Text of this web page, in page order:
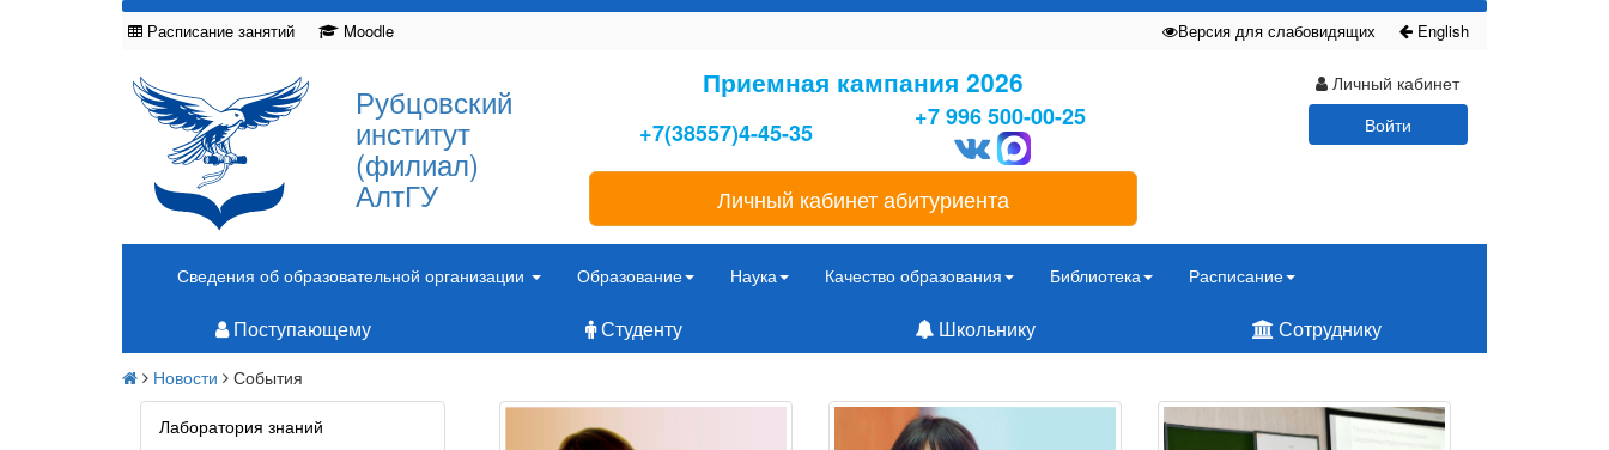
Расписание занятий Moodle English
Версия для слабовидящих
Рубцовский
институт
(филиал)
АлтГУ
Приемная кампания 2026
+7(38557)4-45-35
+7 996 500-00-25
Личный кабинет абитуриента
Личный кабинет
Войти
Сведения об образовательной организации Образование Наука Качество образования Библиотека Расписание
Поступающему Студенту Школьнику Сотруднику
Новости События
Лаборатория знаний